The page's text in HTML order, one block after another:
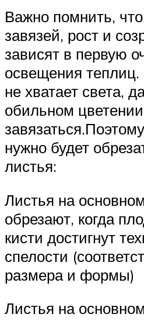
Важно помнить,
завязей, рост и
зависят в первую
освещения
не хватает света,
обильном
нужно будет
листья:
Листья на
обрезают, когда
кисти достигнут
спелости
размера и формы)
Листья на